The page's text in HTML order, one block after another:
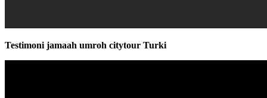
Testimoni jamaah umroh citytour Turki